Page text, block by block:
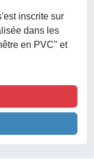
inscrite sur
dans les
en PVC" et